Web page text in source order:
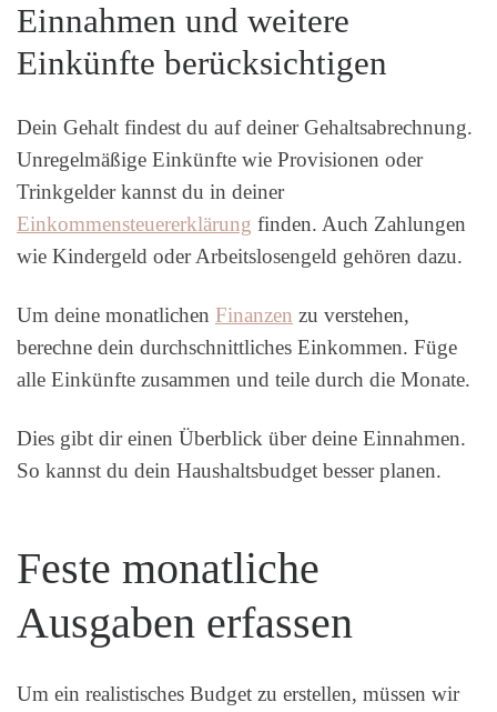
Einnahmen und weitere
Einkünfte berücksichtigen
Dein Gehalt findest du auf deiner Gehaltsabrechnung.
Unregelmäßige Einkünfte wie Provisionen oder
Trinkgelder kannst du in deiner
Einkommensteuererklärung finden. Auch Zahlungen
wie Kindergeld oder Arbeitslosengeld gehören dazu.
Um deine monatlichen Finanzen zu verstehen,
berechne dein durchschnittliches Einkommen. Füge
alle Einkünfte zusammen und teile durch die Monate.
Dies gibt dir einen Überblick über deine Einnahmen.
So kannst du dein Haushaltsbudget besser planen.
Feste monatliche
Ausgaben erfassen
Um ein realistisches Budget zu erstellen, müssen wir